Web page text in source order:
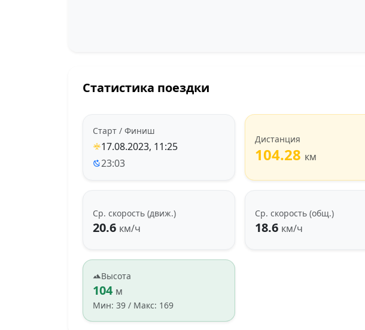
Статистика поездки
Старт / Финиш
17.08.2023, 11:25
23:03
Дистанция
104.28 км
Ср. скорость (движ.)
20.6 км/ч
Ср. скорость (общ.)
18.6 км/ч
Высота
104 м
Мин: 39 / Макс: 169